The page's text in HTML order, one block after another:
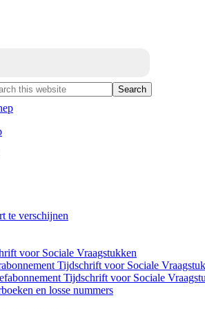
te verschijnen
voor Sociale Vraagstukken
Tijdschrift voor Sociale
Tijdschrift voor Sociale
en losse nummers